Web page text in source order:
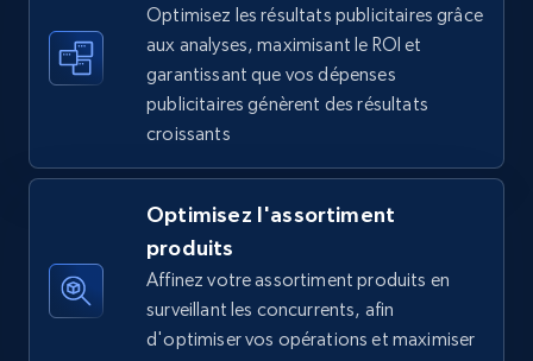
Walmart - products - Find new products by
using specific category URL
URL, Final price, Sku, Currency, Gtin,
Specifications, Image urls, Top reviews, and
877+ Commencer
Walmart - products - Collects products by
specific keywords
Optimisez les résultats publicitaires grâce
aux analyses, maximisant le ROI et
garantissant que vos dépenses
publicitaires génèrent des résultats
croissants
Optimisez l'assortiment
produits
Affinez votre assortiment produits en
surveillant les concurrents, afin
d'optimiser vos opérations et maximiser